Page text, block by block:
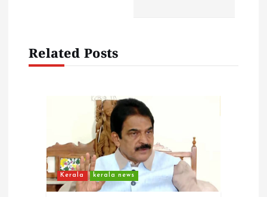
tRelated Posts
Kerala kerala news